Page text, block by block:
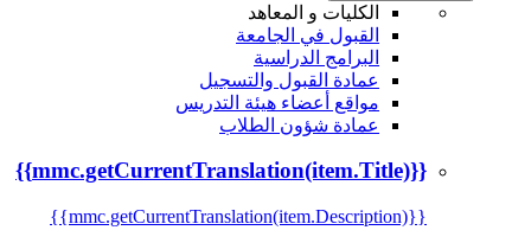
الكليات و المعاهد
القبول في الجامعة
البرامج الدراسية
عمادة القبول والتسجيل
مواقع أعضاء هيئة التدريس
عمادة شؤون الطلاب
{{mmc.getCurrentTranslation(item.Title)}}
{{mmc.getCurrentTranslation(item.Description)}}